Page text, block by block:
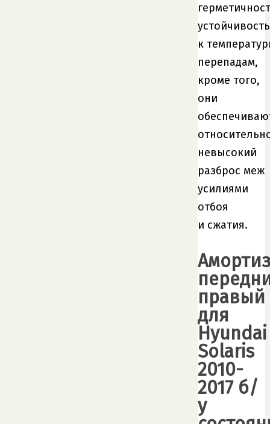
к
перепадам,
кроме того,
они
невысокий
разброс меж
усилиями
отбоя
и сжатия.
правый
для
Hyundai
Solaris
2010-
2017 б/
у